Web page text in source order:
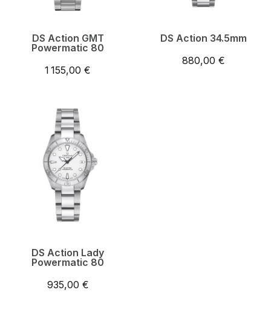
DS Action GMT
Powermatic 80
1 155,00 €
DS Action 34.5mm
880,00 €
DS Action Lady
Powermatic 80
935,00 €